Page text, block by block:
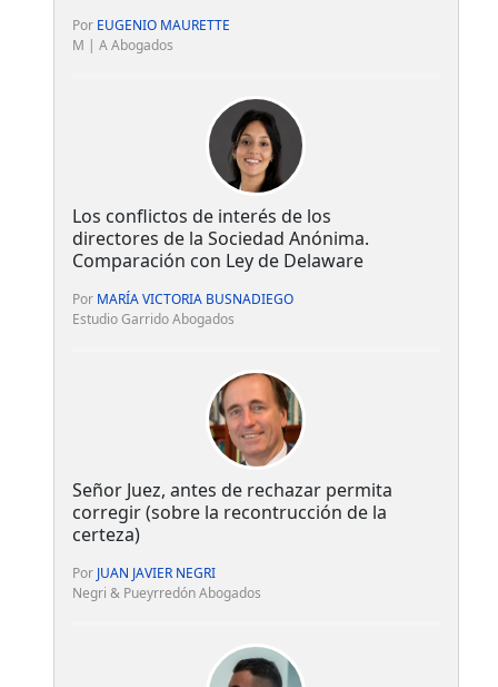
Por EUGENIO MAURETTE
M | A Abogados
Los conflictos de interés de los
directores de la Sociedad Anónima.
Comparación con Ley de Delaware
Por MARÍA VICTORIA BUSNADIEGO
Estudio Garrido Abogados
Señor Juez, antes de rechazar permita
corregir (sobre la recontrucción de la
certeza)
Por JUAN JAVIER NEGRI
Negri & Pueyrredón Abogados